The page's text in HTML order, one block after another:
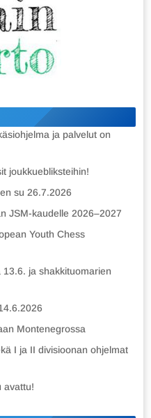
ja palvelut on
joukkuebliksteihin!
su 26.7.2026
JSM-kaudelle 2026–2027
Youth Chess
ja shakkituomarien
Montenegrossa
I ja II divisioonan ohjelmat
avattu!